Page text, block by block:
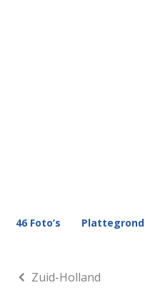
46 Foto’s Plattegrond
Zuid-Holland